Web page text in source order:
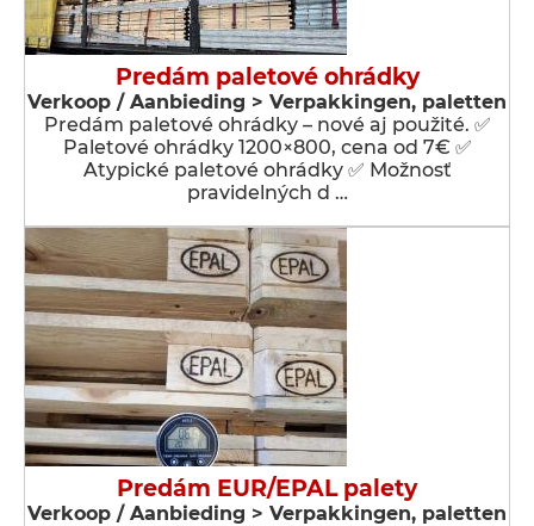
Predám paletové ohrádky
Verkoop / Aanbieding > Verpakkingen, paletten
Predám paletové ohrádky – nové aj použité. ✅
Paletové ohrádky 1200×800, cena od 7€ ✅
Atypické paletové ohrádky ✅ Možnosť
pravidelných d …
Predám EUR/EPAL palety
Verkoop / Aanbieding > Verpakkingen, paletten